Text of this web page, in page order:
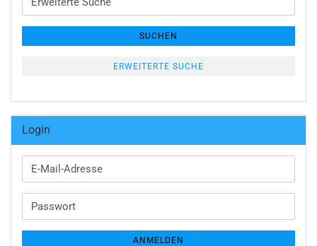
Suche
SUCHEN
ERWEITERTE SUCHE
Login
E-
Mail-
Passwort
ANMELDEN